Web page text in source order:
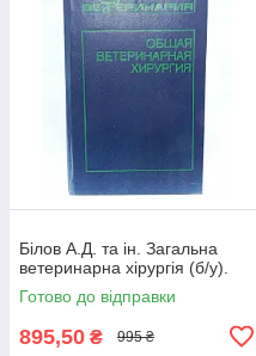
Білов А.Д. та ін. Загальна
ветеринарна хірургія (б/у).
Готово до відправки
895,50 ₴ 995 ₴